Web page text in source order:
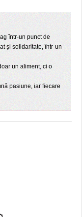
într-un punct de
și solidaritate, într-un
un aliment, ci o
pasiune, iar fiecare